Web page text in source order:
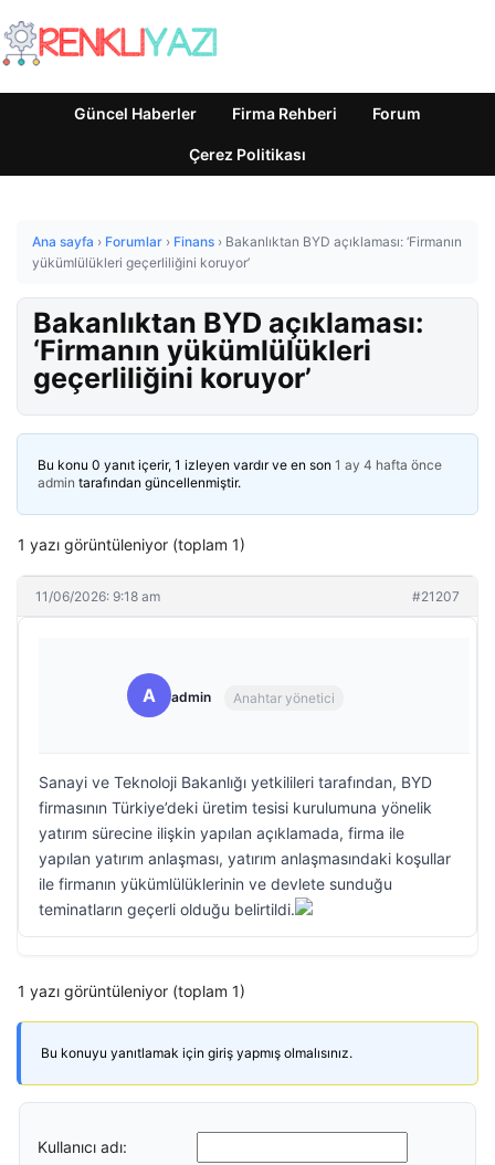
Güncel Haberler Firma Rehberi Forum
Çerez Politikası
Ana sayfa › Forumlar › Finans › Bakanlıktan BYD açıklaması: ‘Firmanın
yükümlülükleri geçerliliğini koruyor’
Bakanlıktan BYD açıklaması:
‘Firmanın yükümlülükleri
geçerliliğini koruyor’
Bu konu 0 yanıt içerir, 1 izleyen vardır ve en son 1 ay 4 hafta önce
admin tarafından güncellenmiştir.
1 yazı görüntüleniyor (toplam 1)
11/06/2026: 9:18 am #21207
A admin Anahtar yönetici
Sanayi ve Teknoloji Bakanlığı yetkilileri tarafından, BYD
firmasının Türkiye’deki üretim tesisi kurulumuna yönelik
yatırım sürecine ilişkin yapılan açıklamada, firma ile
yapılan yatırım anlaşması, yatırım anlaşmasındaki koşullar
ile firmanın yükümlülüklerinin ve devlete sunduğu
teminatların geçerli olduğu belirtildi.
1 yazı görüntüleniyor (toplam 1)
Bu konuyu yanıtlamak için giriş yapmış olmalısınız.
Kullanıcı adı: